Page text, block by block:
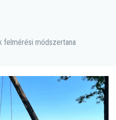
felmérési módszertana